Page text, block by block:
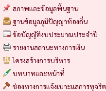
สภาพและข้อมูลพื้นฐาน
ฐานข้อมูลภูมิปัญญาท้องถิ่น
ข้อบัญญัติงบประมาณประจำปี
รายงานสถานะทางการเงิน
โครงสร้างการบริหาร
บทบาทและหน้าที่
ช่องทางการแจ้งเบาะแสการทุจริต